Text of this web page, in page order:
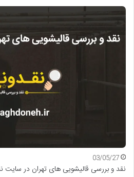
03/05/27
نقد و بررسی قالیشویی های تهران در سایت